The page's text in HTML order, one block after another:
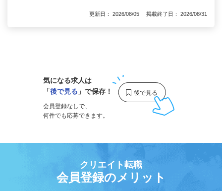
更新日： 2026/08/05 掲載終了日： 2026/08/31
気になる求人は
「後で見る 」で保存！
会員登録なしで、
何件でも応募できます。
クリエイト転職
会員登録のメリット